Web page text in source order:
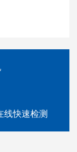
线快速检测